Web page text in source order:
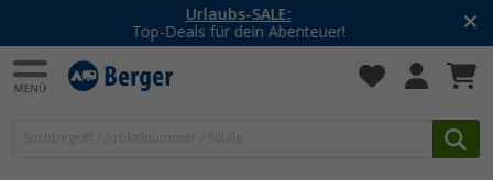
-20% auf Kleidung und Schuhe
Mit dem Aktionscode20SSV